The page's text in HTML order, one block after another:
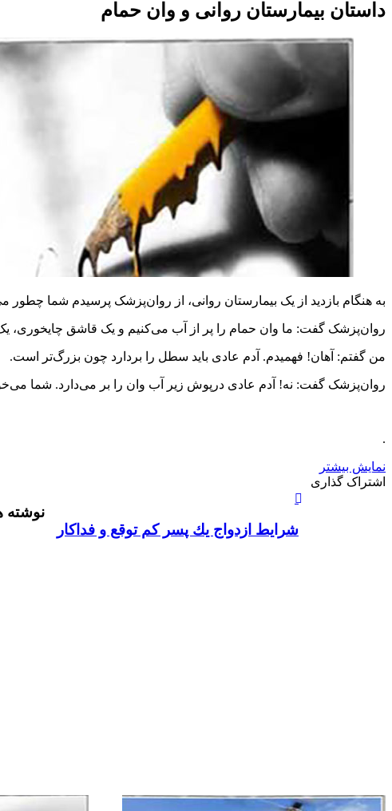
داستان بیمارستان روانى و وان حمام
به هنگام بازدید از یک بیمارستان روانى، از روان‌پزشک پرسیدم شما چطور
روان‌پزشک گفت: ما وان حمام را پر از آب می‌کنیم و یک قاشق چایخورى،
من گفتم: آهان! فهمیدم. آدم عادى باید سطل را بردارد چون بزرگ‌تر است.
روان‌پزشک گفت: نه! آدم عادى درپوش زیر آب وان را بر می‌دارد. شما
.
نمایش بیشتر
اشتراک گذاری
بوک
آپ
گذاری
طریق
ایمیل
شرایط ازدواج یك پسر كم توقع و فداكار
نوشته